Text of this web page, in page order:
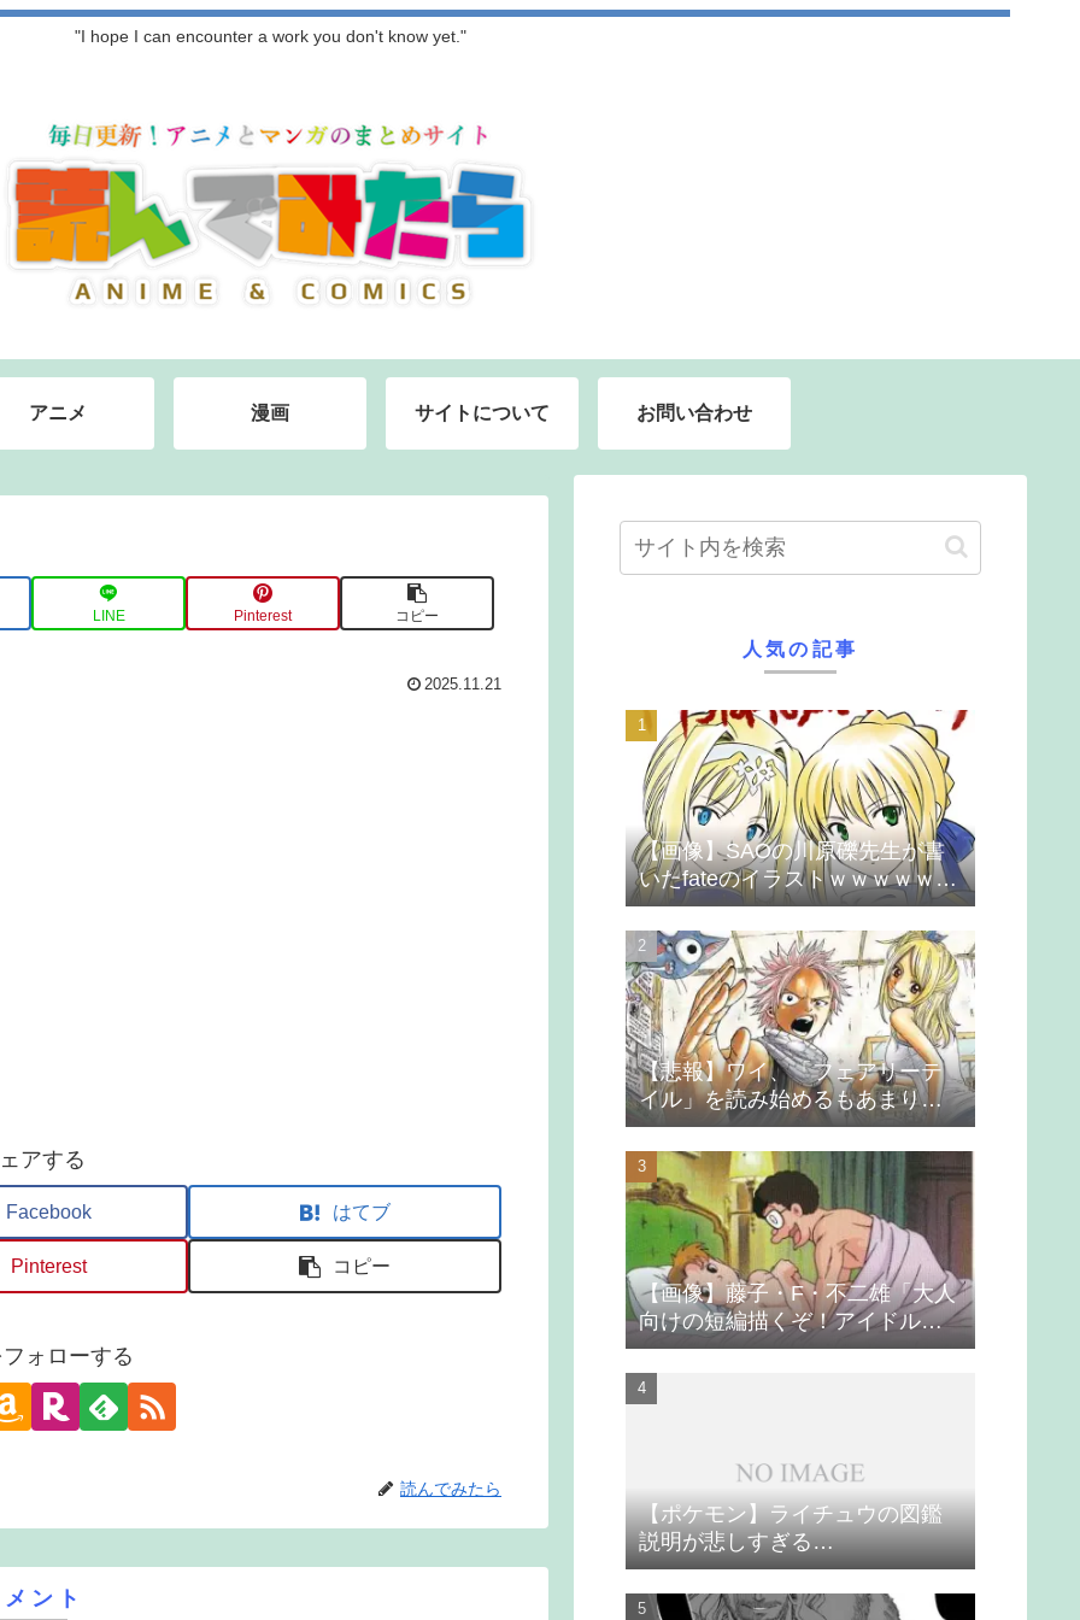
"I hope I can encounter a work you don't know yet."
アニメ 漫画 サイトについて お問い合わせ
LINE Pinterest コピー
2025.11.21
アする
Facebook はてブ
Pinterest コピー
ォローする
読んでみたら
ント
人気の記事
【画像】SAOの川原礫先生が書
いたfateのイラストｗｗｗｗｗｗ
ｗｗｗ
【悲報】ワイ、「フェアリーテ
イル」を読み始めるもあまりの
つまらなさに挫折する
【画像】藤子・F・不二雄「大人
向けの短編描くぞ！アイドルが
無理やり抱かれるシーン入れ
よ」
【ポケモン】ライチュウの図鑑
説明が悲しすぎる…